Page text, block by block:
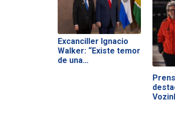
Excanciller Ignacio
Walker: “Existe temor
de una…